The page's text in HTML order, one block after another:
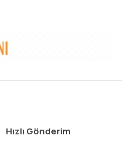
Hızlı Gönderim